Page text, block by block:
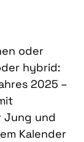
oder
hybrid:
2025 –
Jung und
Kalender